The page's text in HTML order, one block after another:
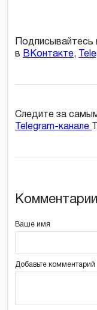
в ВКонтакте,
Следите за
Telegram-канале
Ваше имя
Добавьте комментарий